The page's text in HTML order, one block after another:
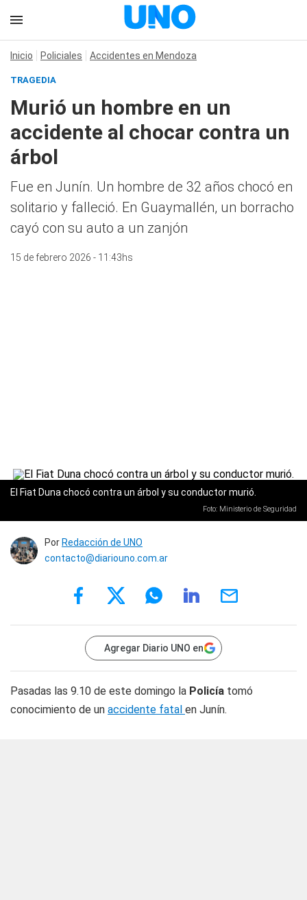
Inicio Policiales Accidentes en Mendoza
TRAGEDIA
Murió un hombre en un
accidente al chocar contra un
árbol
Fue en Junín. Un hombre de 32 años chocó en
solitario y falleció. En Guaymallén, un borracho
cayó con su auto a un zanjón
15 de febrero 2026 - 11:43hs
El Fiat Duna chocó contra un árbol y su conductor murió.
Foto: Ministerio de Seguridad
Por Redacción de UNO
contacto@diariouno.com.ar
Agregar Diario UNO en
Pasadas las 9.10 de este domingo la Policía tomó
conocimiento de un accidente fatal en Junín.